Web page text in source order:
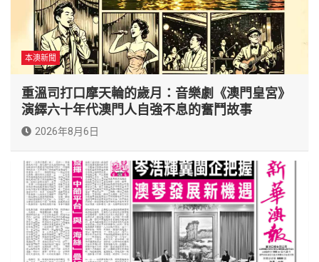
本澳新聞
重溫司打口摩天輪的歲月：音樂劇《澳門皇宮》
演繹六十年代澳門人自強不息的奮鬥故事
2026年8月6日